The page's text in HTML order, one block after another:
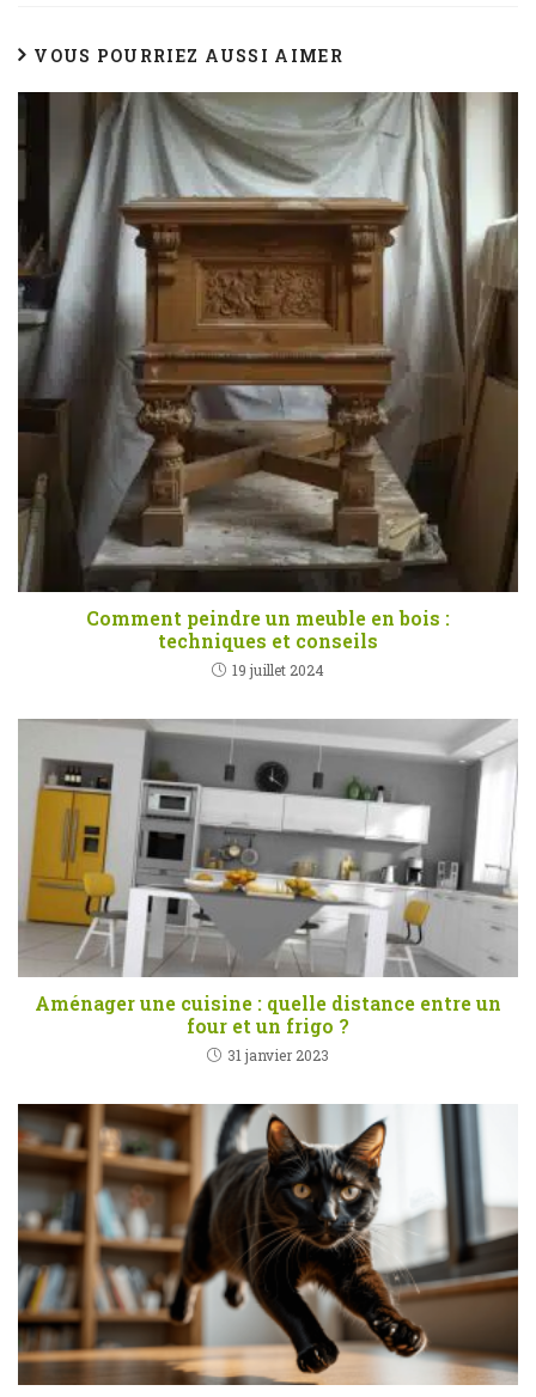
VOUS POURRIEZ AUSSI AIMER
Comment peindre un meuble en bois :
techniques et conseils
19 juillet 2024
Aménager une cuisine : quelle distance entre un
four et un frigo ?
31 janvier 2023